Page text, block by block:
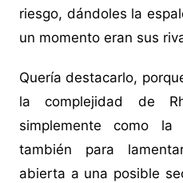
riesgo, dándoles la
un momento eran sus
Quería destacarlo,
la complejidad de
simplemente como
también para
abierta a una posible